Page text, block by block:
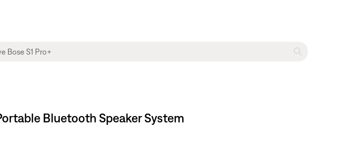
Bluetooth Speaker System